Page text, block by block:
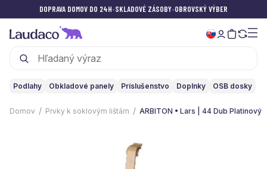
DOPRAVA DOMOV DO 24H•SKLADOVÉ ZÁSOBY•OBROVSKÝ VÝBER
Podlahy Obkladové panely Príslušenstvo Doplnky OSB dosky
Domov Prvky k soklovým lištám ARBITON • Lars | 44 Dub Platinový